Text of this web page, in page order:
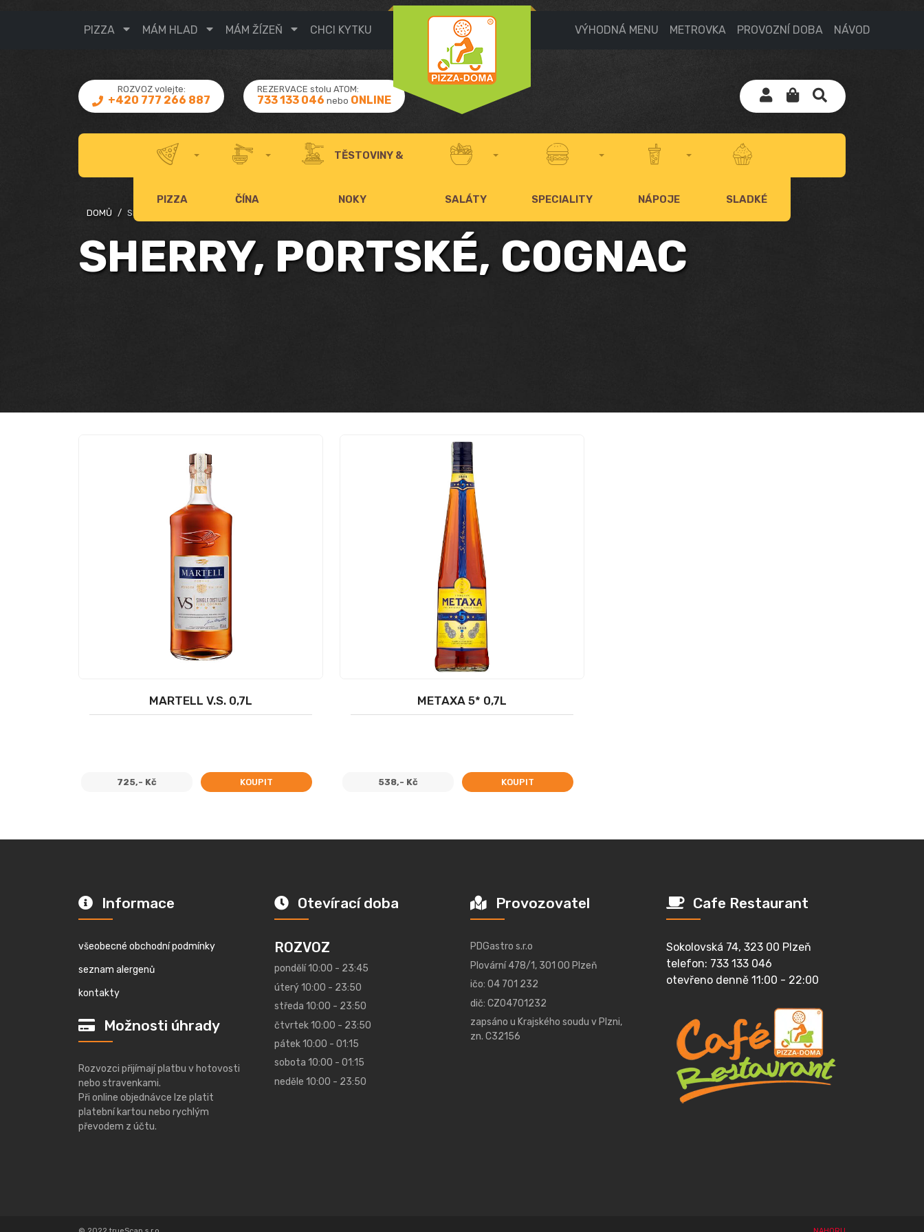
DOMŮ SHERRY, PORTSKÉ, COGNAC
SHERRY, PORTSKÉ, COGNAC
PIZZA MÁM HLAD MÁM ŽÍZEŇ CHCI KYTKU VÝHODNÁ MENU METROVKA PROVOZNÍ DOBA NÁVOD
ROZVOZ volejte:
+420 777 266 887
REZERVACE stolu ATOM:
733 133 046 nebo ONLINE
PIZZA ČÍNA
TĚSTOVINY &
NOKY SALÁTY SPECIALITY NÁPOJE SLADKÉ
MARTELL V.S. 0,7L
725,- Kč KOUPIT
METAXA 5* 0,7L
538,- Kč KOUPIT
Informace
všeobecné obchodní podmínky
seznam alergenů
kontakty
Možnosti úhrady
Rozvozci přijímají platbu v hotovosti
nebo stravenkami.
Při online objednávce lze platit
platební kartou nebo rychlým
převodem z účtu.
Otevírací doba
ROZVOZ
pondělí 10:00 - 23:45
úterý 10:00 - 23:50
středa 10:00 - 23:50
čtvrtek 10:00 - 23:50
pátek 10:00 - 01:15
sobota 10:00 - 01:15
neděle 10:00 - 23:50
Provozovatel
PDGastro s.r.o
Plovární 478/1, 301 00 Plzeň
ičo: 04 701 232
dič: CZ04701232
zapsáno u Krajského soudu v Plzni,
zn. C32156
Cafe Restaurant
Sokolovská 74, 323 00 Plzeň
telefon: 733 133 046
otevřeno denně 11:00 - 22:00